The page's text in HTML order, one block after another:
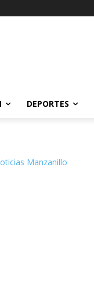
DEPORTES
Manzanillo